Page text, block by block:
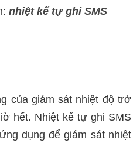
nhiệt kế tự ghi SMS
của giám sát nhiệt độ trở
hết. Nhiệt kế tự ghi SMS
dụng để giám sát nhiệt